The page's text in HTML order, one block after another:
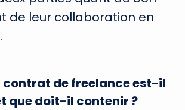
de leur collaboration en
contrat de freelance est-il
que doit-il contenir ?